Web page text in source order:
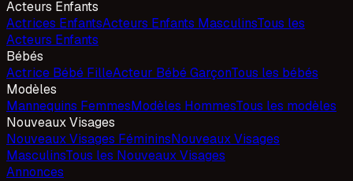
Acteurs Enfants
Actrices EnfantsActeurs Enfants MasculinsTous les
Acteurs Enfants
Bébés
Actrice Bébé FilleActeur Bébé GarçonTous les bébés
Modèles
Mannequins FemmesModèles HommesTous les modèles
Nouveaux Visages
Nouveaux Visages FémininsNouveaux Visages
MasculinsTous les Nouveaux Visages
Annonces